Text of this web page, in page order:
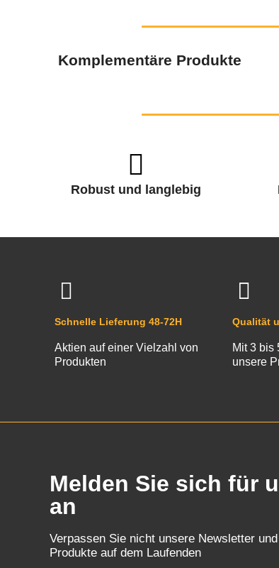
Komplementäre Produkte
Robust und langlebig
Schnelle Lieferung 48-72H
Aktien auf einer Vielzahl von
Produkten
Qualität
Mit 3 bis
unsere
Melden Sie sich für
an
Verpassen Sie nicht unsere Newsletter
Produkte auf dem Laufenden